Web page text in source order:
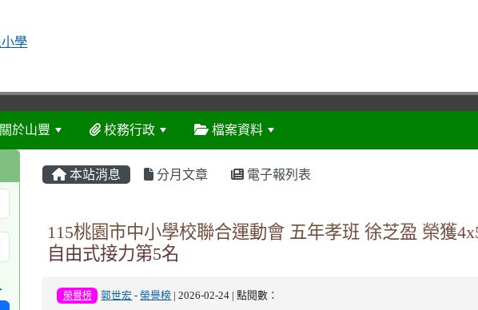
關於山豐 校務行政 檔案資料
本站消息 分月文章 電子報列表
115桃園市中小學校聯合運動會 五年孝班 徐芝盈 榮獲
自由式接力第5名
榮譽榜 郭世宏 -榮譽榜 | 2026-02-24 | 點閱數：